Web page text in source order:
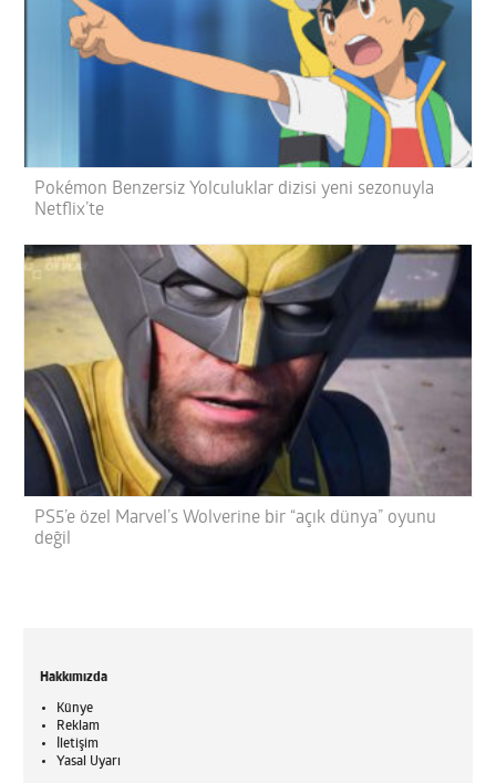
Pokémon Benzersiz Yolculuklar dizisi yeni sezonuyla
Netflix’te
PS5’e özel Marvel’s Wolverine bir “açık dünya” oyunu
değil
Hakkımızda
Künye
Reklam
İletişim
Yasal Uyarı